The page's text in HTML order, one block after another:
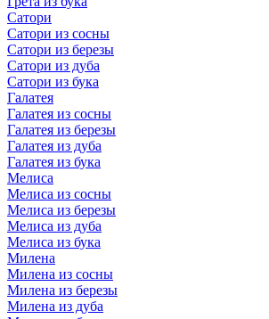
Сатори
Сатори из сосны
Сатори из березы
Сатори из дуба
Сатори из бука
Галатея
Галатея из сосны
Галатея из березы
Галатея из дуба
Галатея из бука
Мелиса
Мелиса из сосны
Мелиса из березы
Мелиса из дуба
Мелиса из бука
Милена
Милена из сосны
Милена из березы
Милена из дуба